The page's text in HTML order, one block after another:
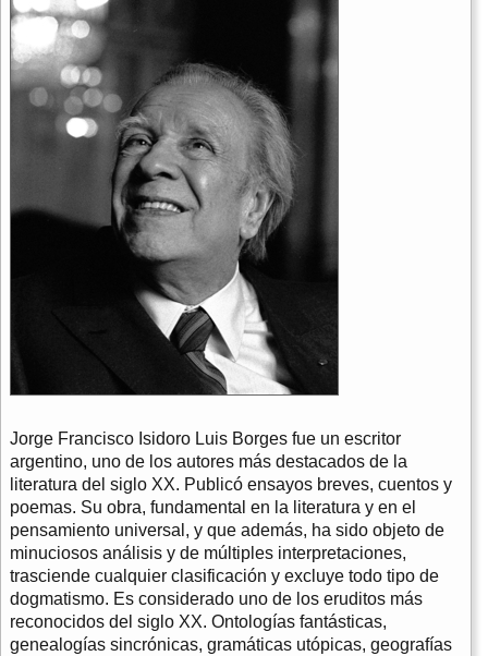
Jorge Francisco Isidoro Luis Borges fue un escritor
argentino, uno de los autores más destacados de la
literatura del siglo XX. Publicó ensayos breves, cuentos y
poemas. Su obra, fundamental en la literatura y en el
pensamiento universal, y que además, ha sido objeto de
minuciosos análisis y de múltiples interpretaciones,
trasciende cualquier clasificación y excluye todo tipo de
dogmatismo. Es considerado uno de los eruditos más
reconocidos del siglo XX. Ontologías fantásticas,
genealogías sincrónicas, gramáticas utópicas, geografías